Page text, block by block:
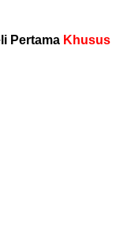
Pertama Khusus